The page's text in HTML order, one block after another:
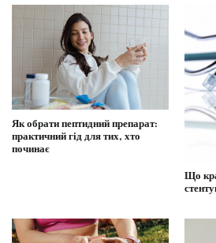
Як обрати пептидний препарат:
практичний гід для тих, хто
починає
Що